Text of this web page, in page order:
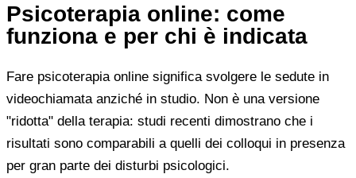
Psicoterapia online: come
funziona e per chi è indicata
Fare psicoterapia online significa svolgere le sedute in
videochiamata anziché in studio. Non è una versione
"ridotta" della terapia: studi recenti dimostrano che i
risultati sono comparabili a quelli dei colloqui in presenza
per gran parte dei disturbi psicologici.